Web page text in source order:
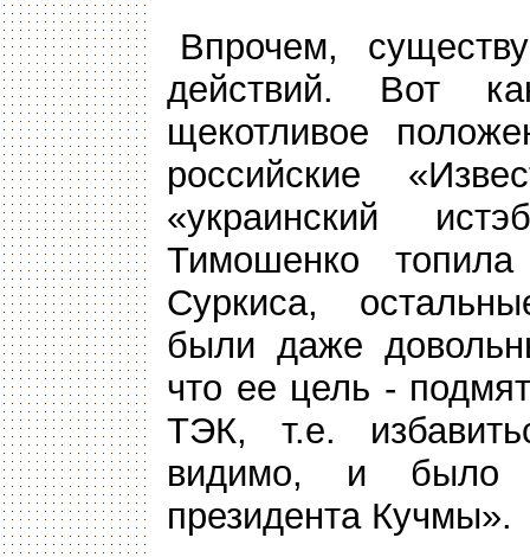
Впрочем,
действий. Вот
щекотливое
российские
«украинский
Тимошенко топила
Суркиса,
были даже
что ее цель -
ТЭК, т.е.
видимо, и было
президента Кучмы».